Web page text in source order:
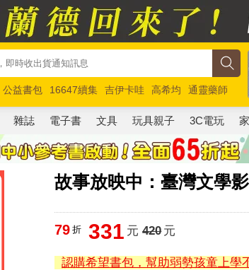
公益書包 16647續集 吉伊卡哇 高希均
通靈藥師
馬斯克 玩具總動員5 超慢跑
雜誌 電子書 文具 玩具親子 3C電玩
故事放映中：臺灣文學
79 折 331 元 420元
認購希望書包，幫助弱勢孩童上學